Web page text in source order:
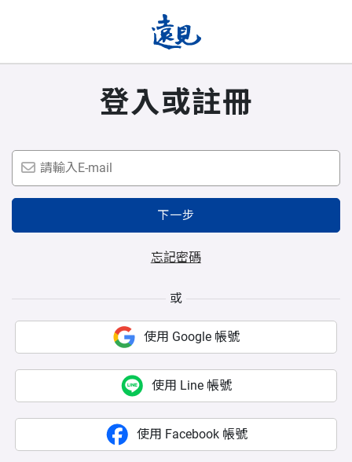
登入或註冊
下一步
忘記密碼
或
使用 Google 帳號
使用 Line 帳號
使用 Facebook 帳號